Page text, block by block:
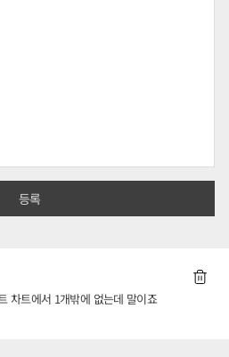
차트에서 1개밖에 없는데 말이죠